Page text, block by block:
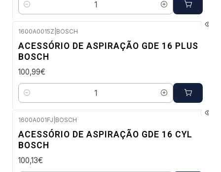
Quantidade
1600A0015Z BOSCH
ACESSÓRIO DE ASPIRAÇÃO GDE 16 PLUS
BOSCH
100,99€
Quantidade
1600A001FJ BOSCH
ACESSÓRIO DE ASPIRAÇÃO GDE 16 CYL
BOSCH
100,13€